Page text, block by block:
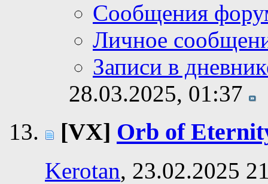
Сообщения
Личное
Записи в
28.03.2025, 01:37
[VX] Orb of
Kerotan, 23.02.2025